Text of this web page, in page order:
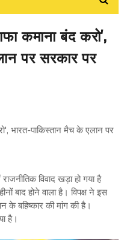
कमाना बंद करो',
पर सरकार पर
भारत-पाकिस्तान मैच के एलान पर
विवाद खड़ा हो गया है
बाद होने वाला है। विपक्ष ने इस
के बहिष्कार की मांग की है।
है।